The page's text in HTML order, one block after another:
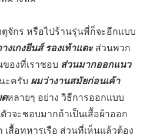
จักร หรือไปร้านรุ่นพี่ก็จะอีกแบบ
งเกงยีนส์ รองเท้าแตะส่วนพวก
ของที่เราชอบ ส่วนมากออกแนว
ะครับ ผมว่างานสมัยก่อนเค้า
หลายๆ อย่าง วิธีการออกแบบ
จะชอบมากถ้าเป็นเสื้อผ้าออก
สื้อทหารเรือ ส่วนที่เห็นแล้วต้อง